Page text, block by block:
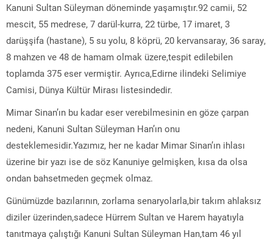
Kanuni Sultan Süleyman döneminde yaşamıştır.92 camii, 52
mescit, 55 medrese, 7 darül-kurra, 22 türbe, 17 imaret, 3
darüşşifa (hastane), 5 su yolu, 8 köprü, 20 kervansaray, 36 saray,
8 mahzen ve 48 de hamam olmak üzere,tespit edilebilen
toplamda 375 eser vermiştir. Ayrıca,Edirne ilindeki Selimiye
Camisi, Dünya Kültür Mirası listesindedir.
Mimar Sinan’ın bu kadar eser verebilmesinin en göze çarpan
nedeni, Kanuni Sultan Süleyman Han’ın onu
desteklemesidir.Yazımız, her ne kadar Mimar Sinan’ın ihlası
üzerine bir yazı ise de söz Kanuniye gelmişken, kısa da olsa
ondan bahsetmeden geçmek olmaz.
Günümüzde bazılarının, zorlama senaryolarla,bir takım ahlaksız
diziler üzerinden,sadece Hürrem Sultan ve Harem hayatıyla
tanıtmaya çalıştığı Kanuni Sultan Süleyman Han,tam 46 yıl